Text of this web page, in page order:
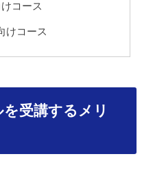
コース
けコース
受講するメリ